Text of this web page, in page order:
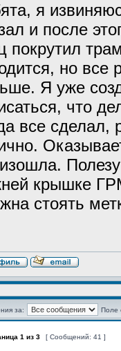
я
и после
покрутил
но все
Я уже
что
все сделал,
крышке
стоять
за: Поле
1 из 3 [ Сообщений: 41 ]